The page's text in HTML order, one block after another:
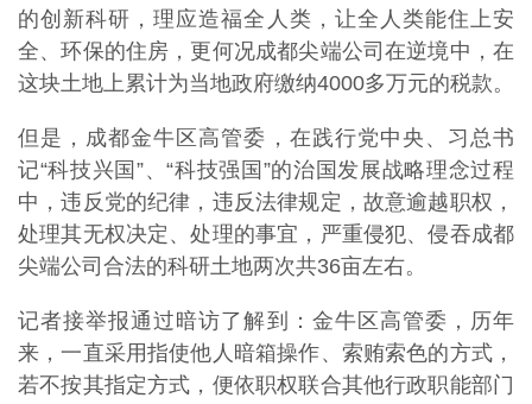
的创新科研，理应造福全人类，让全人类能住上安
全、环保的住房，更何况成都尖端公司在逆境中，在
这块土地上累计为当地政府缴纳4000多万元的税款。
但是，成都金牛区高管委，在践行党中央、习总书
记“科技兴国”、“科技强国”的治国发展战略理念过程
中，违反党的纪律，违反法律规定，故意逾越职权，
处理其无权决定、处理的事宜，严重侵犯、侵吞成都
尖端公司合法的科研土地两次共36亩左右。
记者接举报通过暗访了解到：金牛区高管委，历年
来，一直采用指使他人暗箱操作、索贿索色的方式，
若不按其指定方式，便依职权联合其他行政职能部门